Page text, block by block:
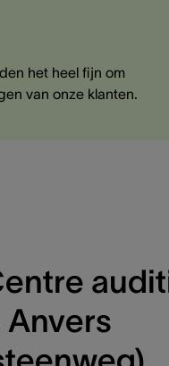
het heel fijn om
van onze klanten.